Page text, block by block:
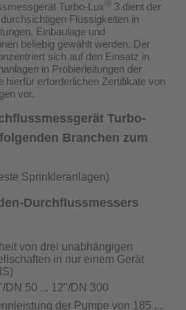
Turbo-Lux® 3 dient der
Flüssigkeiten in
Einbaulage und
beliebig gewählt werden. Der
sich auf den Einsatz in
in Probierleitungen der
hierfür erforderlichen Zertifikate von
vor.
Turbo-
Branchen zum
Sprinkleranlagen)
Durchflussmessers
von drei unabhängigen
in nur einem Gerät
)
DN 50 ... 12"/DN 300
der Pumpe von 185 ...